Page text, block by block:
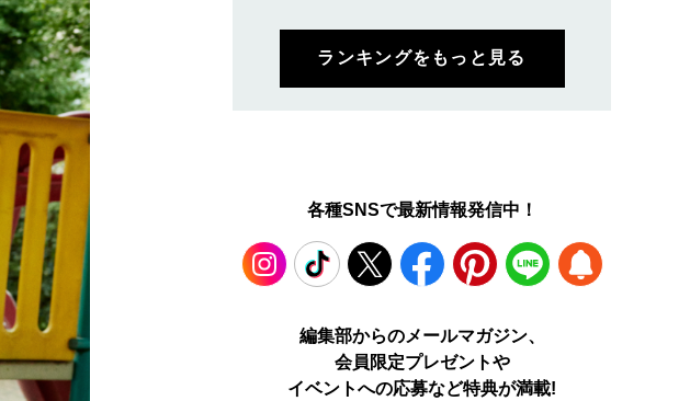
ランキングをもっと見る
各種SNSで最新情報発信中！
TikTok Facebook Pinterest LINE
編集部からのメールマガジン、
会員限定プレゼントや
イベントへの応募など特典が満載!